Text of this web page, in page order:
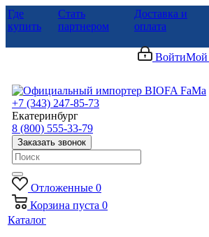
Где
купить
Стать
партнером
Доставка и
оплата
ВойтиМой
+7 (343) 247-85-73
Екатеринбург
8 (800) 555-33-79
Заказать звонок
Отложенные 0
Корзина пуста 0
Каталог